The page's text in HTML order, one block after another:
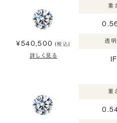
¥540,500 (税込)
詳しく見る
重
透
IF
重